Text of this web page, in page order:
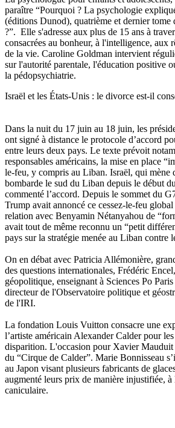
paraître “Pourquoi ? La psychologie
(éditions Dunod), quatrième et dernier tome
?”. Elle s'adresse aux plus de 15 ans à
consacrées au bonheur, à l'intelligence, aux
de la vie. Caroline Goldman intervient
sur l'autorité parentale, l'éducation positive
la pédopsychiatrie.
Israël et les États-Unis : le divorce est-il
Dans la nuit du 17 juin au 18 juin, les
ont signé à distance le protocole d’accord
entre leurs deux pays. Le texte prévoit
responsables américains, la mise en place
le-feu, y compris au Liban. Israël, qui mène
bombarde le sud du Liban depuis le début
commenté l’accord. Depuis le sommet du
Trump avait annoncé ce cessez-le-feu
relation avec Benyamin Nétanyahou de
avait tout de même reconnu un “petit
pays sur la stratégie menée au Liban contre
On en débat avec Patricia Allémonière,
des questions internationales, Frédéric
géopolitique, enseignant à Sciences Po
directeur de l'Observatoire politique et
de l'IRI.
La fondation Louis Vuitton consacre une
l’artiste américain Alexander Calder pour les
disparition. L'occasion pour Xavier
du “Cirque de Calder”. Marie Bonnisseau
au Japon visant plusieurs fabricants de
augmenté leurs prix de manière injustifiée, à
caniculaire.